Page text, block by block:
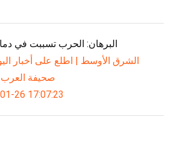
البرهان: الحرب تسببت في
الشرق الأوسط | اطلع على أخبار
صحيفة العرب
26 17:07:23